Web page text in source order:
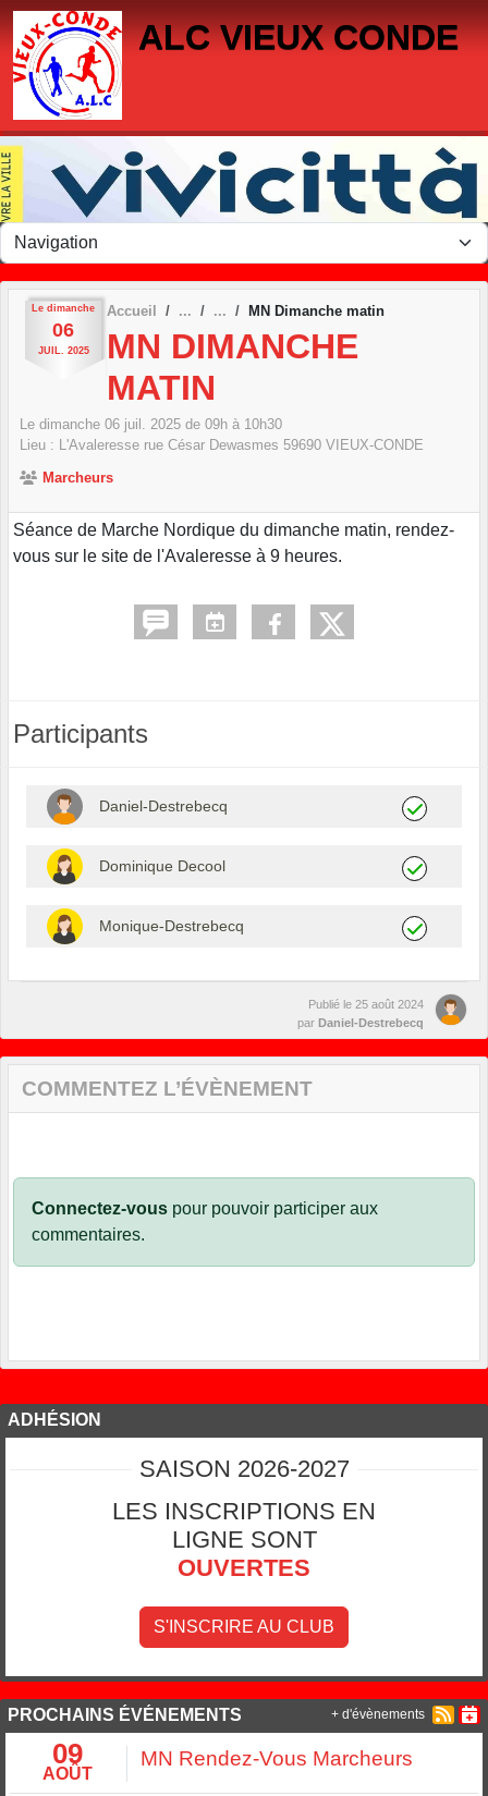
ALC VIEUX CONDE
Le dimanche
06
JUIL. 2025
Accueil MN Dimanche matin
MN DIMANCHE
MATIN
Le dimanche 06 juil. 2025 de 09h à 10h30
Lieu : L'Avaleresse rue César Dewasmes 59690 VIEUX-CONDE
Marcheurs
Séance de Marche Nordique du dimanche matin, rendez-
vous sur le site de l'Avaleresse à 9 heures.
Participants
Daniel-Destrebecq
Dominique Decool
Monique-Destrebecq
Publié le 25 août 2024
par Daniel-Destrebecq
COMMENTEZ L’ÉVÈNEMENT
Connectez-vous pour pouvoir participer aux
commentaires.
ADHÉSION
SAISON 2026-2027
LES INSCRIPTIONS EN
LIGNE SONT
OUVERTES
S'INSCRIRE AU CLUB
PROCHAINS ÉVÉNEMENTS
09
AOÛT
MN Rendez-Vous Marcheurs
+ d'évènements
Panneau de gestion des cookies